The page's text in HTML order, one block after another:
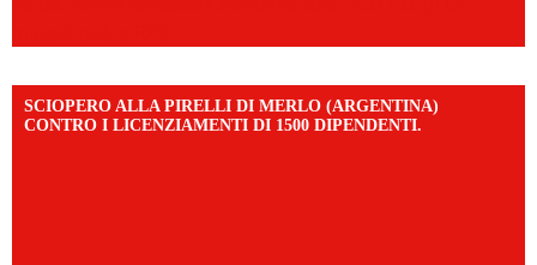
SCIOPERO ALLA PIRELLI DI MERLO (ARGENTINA)
CONTRO I LICENZIAMENTI DI 1500 DIPENDENTI.